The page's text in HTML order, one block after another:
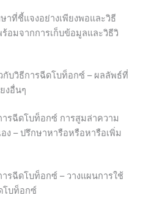
าที่ชี้แจงอย่างเพียงพอและวิธี
ร้อมจากการเก็บข้อมูลและวิธีวิ
บวิธีการฉีดโบท็อกซ์ – ผลลัพธ์ที่
งอื่นๆ
รฉีดโบท็อกซ์ การสูมล่าความ
ง – ปรึกษาหารือหรือหารือเพิ่ม
รฉีดโบท็อกซ์ – วางแผนการใช้
โบท็อกซ์